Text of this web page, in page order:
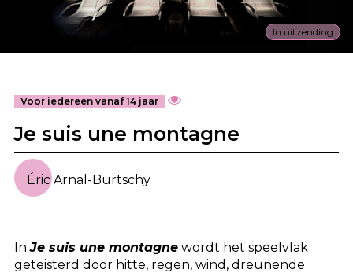
In uitzending
Voor iedereen vanaf 14 jaar
Je suis une montagne
Éric Arnal-Burtschy
InJe suis une montagnewordt het speelvlak
geteisterd door hitte, regen, wind, dreunende